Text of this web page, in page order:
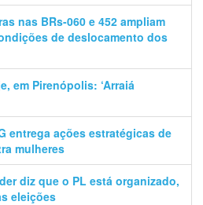
nas BRs-060 e 452 ampliam
de deslocamento dos
em Pirenópolis: ‘Arraiá
entrega ações estratégicas de
mulheres
diz que o PL está organizado,
eleições